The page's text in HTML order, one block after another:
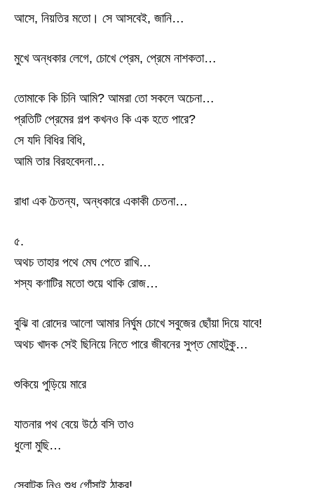
আসে, নিয়তির মতো। সে আসবেই, জানি…
মুখে অন্ধকার লেগে, চোখে প্রেম, প্রেমে নাশকতা…
তোমাকে কি চিনি আমি? আমরা তো সকলে অচেনা…
প্রতিটি প্রেমের গল্প কখনও কি এক হতে পারে?
সে যদি বিধির বিধি,
আমি তার বিরহবেদনা…
রাধা এক চৈতন্য, অন্ধকারে একাকী চেতনা…
৫.
অথচ তাহার পথে মেঘ পেতে রাখি…
শস্য কণাটির মতো শুয়ে থাকি রোজ…
বুঝি বা রোদের আলো আমার নির্ঘুম চোখে সবুজের ছোঁয়া দিয়ে যাবে!
অথচ খাদক সেই ছিনিয়ে নিতে পারে জীবনের সুপ্ত মোহটুকু…
শুকিয়ে পুড়িয়ে মারে
যাতনার পথ বেয়ে উঠে বসি তাও
ধুলো মুছি…
সেবাটুকু নিও শুধু গোঁসাই ঠাকুর!